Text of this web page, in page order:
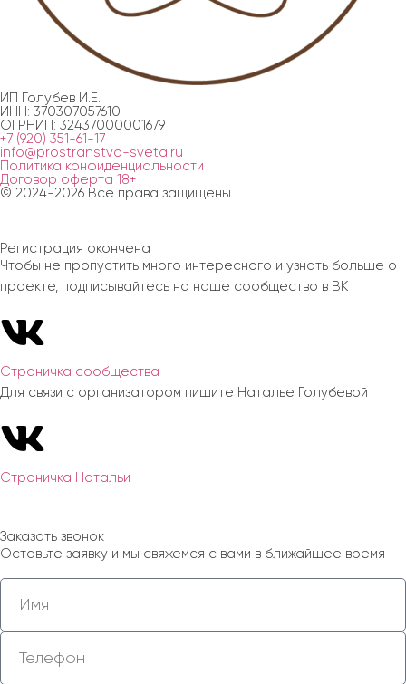
ИП Голубев И.Е.
ИНН: 370307057610
ОГРНИП: 32437000001679
+7 (920) 351-61-17
info@prostranstvo-sveta.ru
Политика конфиденциальности
Договор оферта 18+
© 2024-2026 Все права защищены
Регистрация окончена
Чтобы не пропустить много интересного и узнать больше о
проекте, подписывайтесь на наше сообщество в ВК
Страничка сообщества
Для связи с организатором пишите Наталье Голубевой
Страничка Натальи
Заказать звонок
Оставьте заявку и мы свяжемся с вами в ближайшее время